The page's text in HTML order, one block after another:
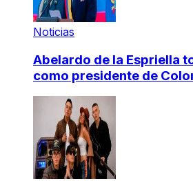
Noticias
Abelardo de la Espriella
como presidente de